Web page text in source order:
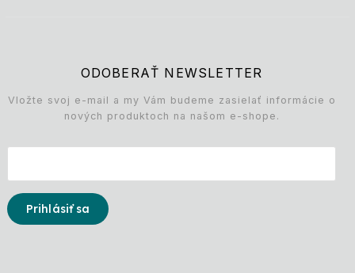
ODOBERAŤ NEWSLETTER
Vložte svoj e-mail a my Vám budeme zasielať informácie o
nových produktoch na našom e-shope.
Prihlásiť sa